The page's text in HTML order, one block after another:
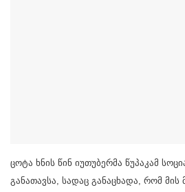
ცოტა ხნის წინ იუთუბერმა წუპაკამ
განათავსა, სადაც განაცხადა, რომ მის